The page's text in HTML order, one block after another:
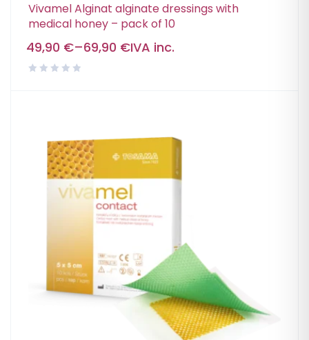
Vivamel Alginat alginate dressings with
medical honey – pack of 10
49,90 €–69,90 €IVA inc.